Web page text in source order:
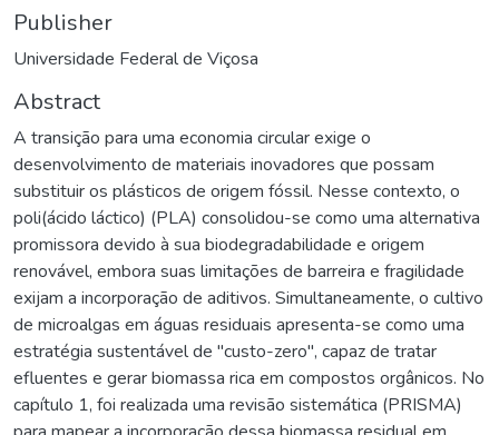
Publisher
Universidade Federal de Viçosa
Abstract
A transição para uma economia circular exige o
desenvolvimento de materiais inovadores que possam
substituir os plásticos de origem fóssil. Nesse contexto, o
poli(ácido láctico) (PLA) consolidou-se como uma alternativa
promissora devido à sua biodegradabilidade e origem
renovável, embora suas limitações de barreira e fragilidade
exijam a incorporação de aditivos. Simultaneamente, o cultivo
de microalgas em águas residuais apresenta-se como uma
estratégia sustentável de "custo-zero", capaz de tratar
efluentes e gerar biomassa rica em compostos orgânicos. No
capítulo 1, foi realizada uma revisão sistemática (PRISMA)